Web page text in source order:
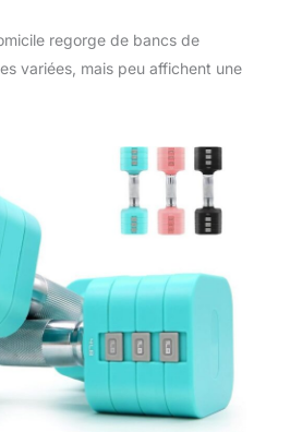
regorge de bancs de
variées, mais peu affichent une